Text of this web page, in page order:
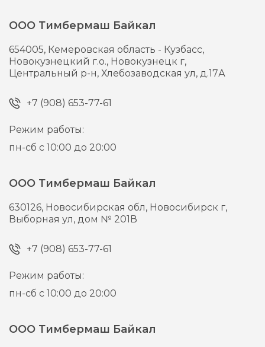
ООО Тимбермаш Байкал
654005, Кемеровская область - Кузбасс,
Новокузнецкий г.о., Новокузнецк г,
Центральный р-н, Хлебозаводская ул, д.17А
+7 (908) 653-77-61
Режим работы:
пн-сб с 10:00 до 20:00
ООО Тимбермаш Байкал
630126, Новосибирская обл, Новосибирск г,
Выборная ул, дом № 201В
+7 (908) 653-77-61
Режим работы:
пн-сб с 10:00 до 20:00
ООО Тимбермаш Байкал